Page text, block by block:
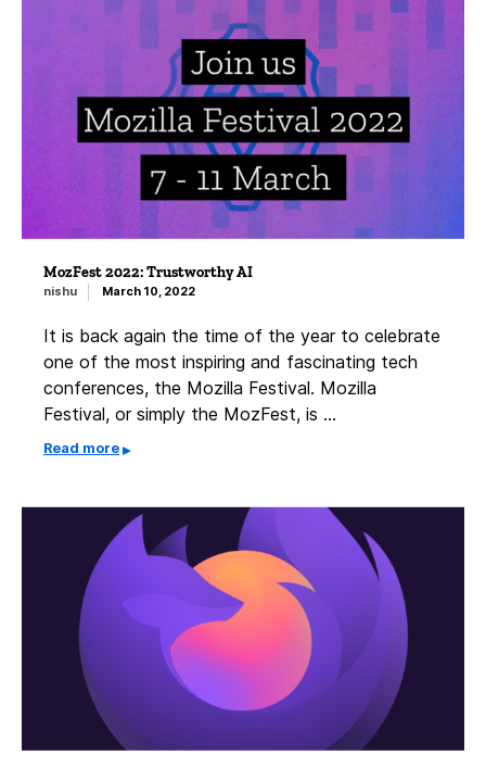
MozFest 2022: Trustworthy AI
nishu March 10, 2022
It is back again the time of the year to celebrate
one of the most inspiring and fascinating tech
conferences, the Mozilla Festival. Mozilla
Festival, or simply the MozFest, is …
Read more